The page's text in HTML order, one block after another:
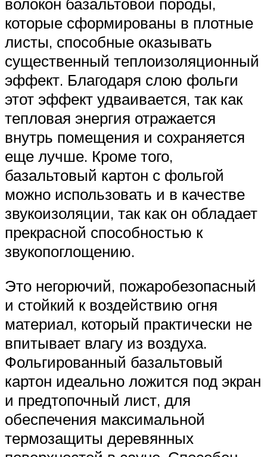
волокон базальтовой породы,
которые сформированы в плотные
листы, способные оказывать
существенный теплоизоляционный
эффект. Благодаря слою фольги
этот эффект удваивается, так как
тепловая энергия отражается
внутрь помещения и сохраняется
еще лучше. Кроме того,
базальтовый картон с фольгой
можно использовать и в качестве
звукоизоляции, так как он обладает
прекрасной способностью к
звукопоглощению.
Это негорючий, пожаробезопасный
и стойкий к воздействию огня
материал, который практически не
впитывает влагу из воздуха.
Фольгированный базальтовый
картон идеально ложится под экран
и предтопочный лист, для
обеспечения максимальной
термозащиты деревянных